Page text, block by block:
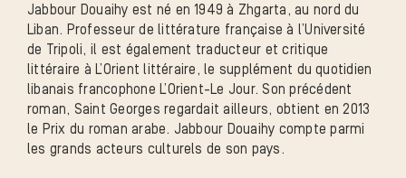
Jabbour Douaihy est né en 1949 à Zhgarta, au nord du
Liban. Professeur de littérature française à l’Université
de Tripoli, il est également traducteur et critique
littéraire à L’Orient littéraire, le supplément du quotidien
libanais francophone L’Orient-Le Jour. Son précédent
roman, Saint Georges regardait ailleurs, obtient en 2013
le Prix du roman arabe. Jabbour Douaihy compte parmi
les grands acteurs culturels de son pays.